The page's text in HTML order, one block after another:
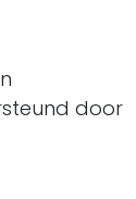
eigen
door